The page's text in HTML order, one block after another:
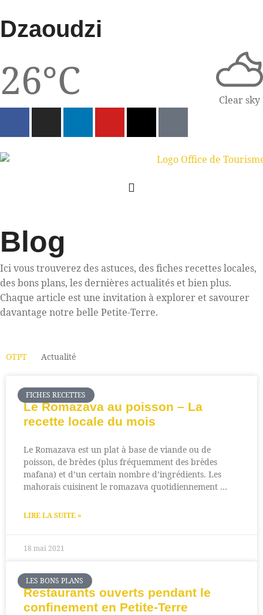
Dzaoudzi
26°C Clear sky
Blog
Ici vous trouverez des astuces, des fiches recettes locales,
des bons plans, les dernières actualités et bien plus.
Chaque article est une invitation à explorer et savourer
davantage notre belle Petite-Terre.
OTPT Actualité
FICHES RECETTES
Le Romazava au poisson – La
recette locale du mois
Le Romazava est un plat à base de viande ou de
poisson, de brèdes (plus fréquemment des brèdes
mafana) et d’un certain nombre d’ingrédients. Les
mahorais cuisinent le romazava quotidiennement …
LIRE LA SUITE »
18 mai 2021
LES BONS PLANS
Restaurants ouverts pendant le
confinement en Petite-Terre